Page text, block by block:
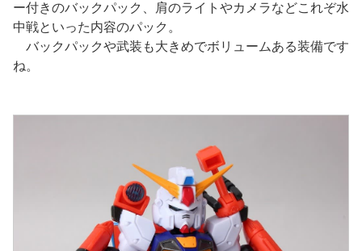
ー付きのバックパック、肩のライトやカメラなどこれぞ水
中戦といった内容のパック。
バックパックや武装も大きめでボリュームある装備です
ね。